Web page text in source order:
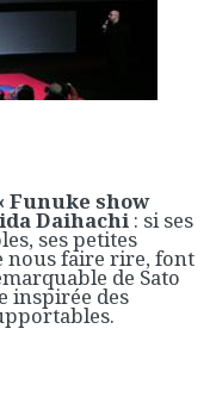
show
Daihachi : si ses
ses petites
nous faire rire, font
de Sato
inspirée des